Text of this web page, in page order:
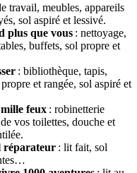
travail, meubles, appareils
sol aspiré et lessivé.
plus que vous : nettoyage,
buffets, sol propre et
: bibliothèque, tapis,
et rangée, sol aspiré et
feux : robinetterie
vos toilettes, douche et
réparateur : lit fait, sol